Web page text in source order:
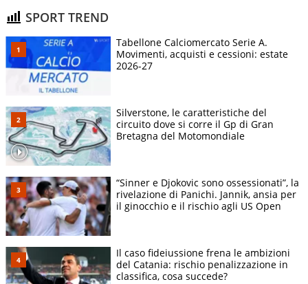
SPORT TREND
Tabellone Calciomercato Serie A.
Movimenti, acquisti e cessioni: estate
2026-27
Silverstone, le caratteristiche del
circuito dove si corre il Gp di Gran
Bretagna del Motomondiale
“Sinner e Djokovic sono ossessionati”, la
rivelazione di Panichi. Jannik, ansia per
il ginocchio e il rischio agli US Open
Il caso fideiussione frena le ambizioni
del Catania: rischio penalizzazione in
classifica, cosa succede?